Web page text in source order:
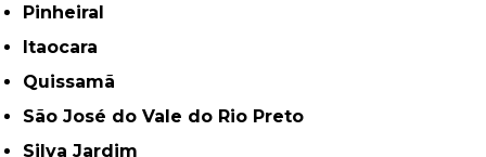
Pinheiral
Itaocara
Quissamã
São José do Vale do Rio Preto
Silva Jardim